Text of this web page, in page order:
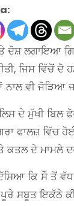
ਦੋਸ਼ ਲਗਾਇਆ
ਜਿਸ ਵਿੱਚੋਂ
ਵੀ ਜੋੜਿਆ
ਦੇ ਮੁੱਖੀ ਬਿਲ
ਫਾਲਜ਼ ਵਿੱਚ
ਕਤਲ ਦੇ ਮਾਮਲੇ
ਕਿ ਸੌ ਤੋਂ ਵੱਧ
ਸਬੂਤ ਇਕੱਠੇ